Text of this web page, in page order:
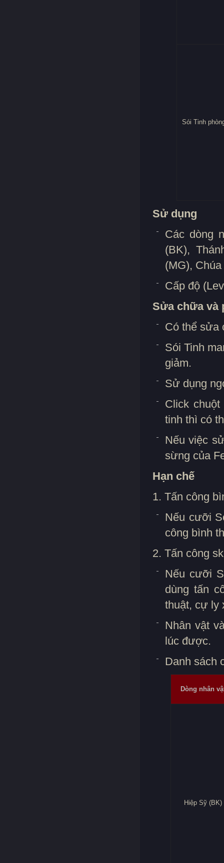
Sói Tinh
Sử dụng
Các dòng
(BK),
(MG),
Cấp độ
Sửa chữa và
Có thể sửa
Sói Tinh
giảm.
Sử dụng
Click
tinh thì có
Nếu việc
sừng của
Hạn chế
1. Tấn công
Nếu cưỡi
công bình
2. Tấn công
Nếu cưỡi
dùng tấn
thuật, cự ly
Nhân vật
lúc được.
Danh sách
Dòng nhân
Hiệp Sỹ (BK)